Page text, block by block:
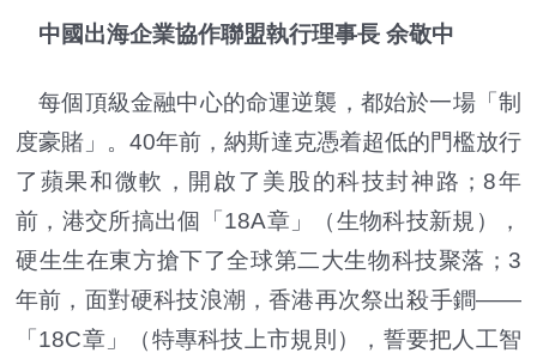
中國出海企業協作聯盟執行理事長 余敬中
每個頂級金融中心的命運逆襲，都始於一場「制
度豪賭」。40年前，納斯達克憑着超低的門檻放行
了蘋果和微軟，開啟了美股的科技封神路；8年
前，港交所搞出個「18A章」（生物科技新規），
硬生生在東方搶下了全球第二大生物科技聚落；3
年前，面對硬科技浪潮，香港再次祭出殺手鐧——
「18C章」（特專科技上市規則），誓要把人工智